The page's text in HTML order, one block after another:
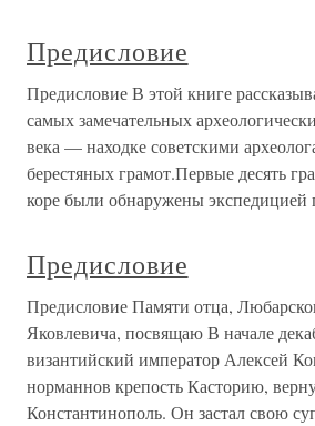
Предисловие
Предисловие В этой книге
самых замечательных
века — находке советскими
берестяных грамот.Первые десять
коре были обнаружены экспедицией
Предисловие
Предисловие Памяти отца,
Яковлевича, посвящаю В начале
византийский император Алексей
норманнов крепость Касторию,
Константинополь. Он застал свою